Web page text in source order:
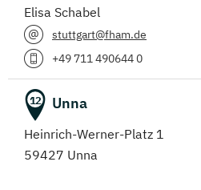
Elisa Schabel
stuttgart@fham.de
+49 711 490644 0
12 Unna
Heinrich-Werner-Platz 1
59427 Unna